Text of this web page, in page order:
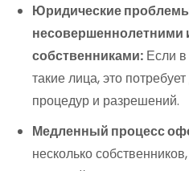
Юридические
собственниками: Если
такие лица, это
процедур и разрешений.
Медленный процесс
несколько